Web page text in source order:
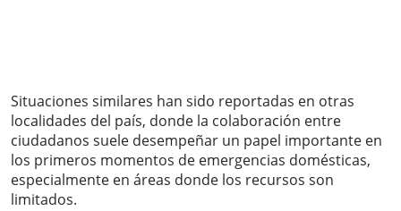
Situaciones similares han sido reportadas en otras
localidades del país, donde la colaboración entre
ciudadanos suele desempeñar un papel importante en
los primeros momentos de emergencias domésticas,
especialmente en áreas donde los recursos son
limitados.